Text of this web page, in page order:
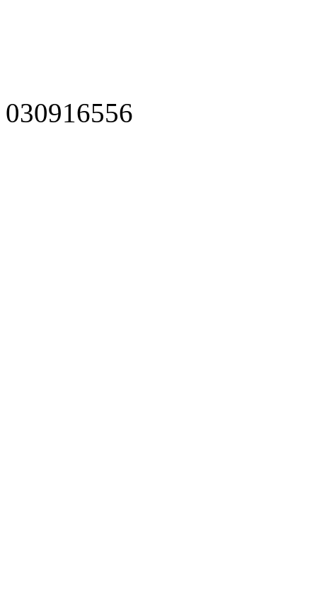
030916556